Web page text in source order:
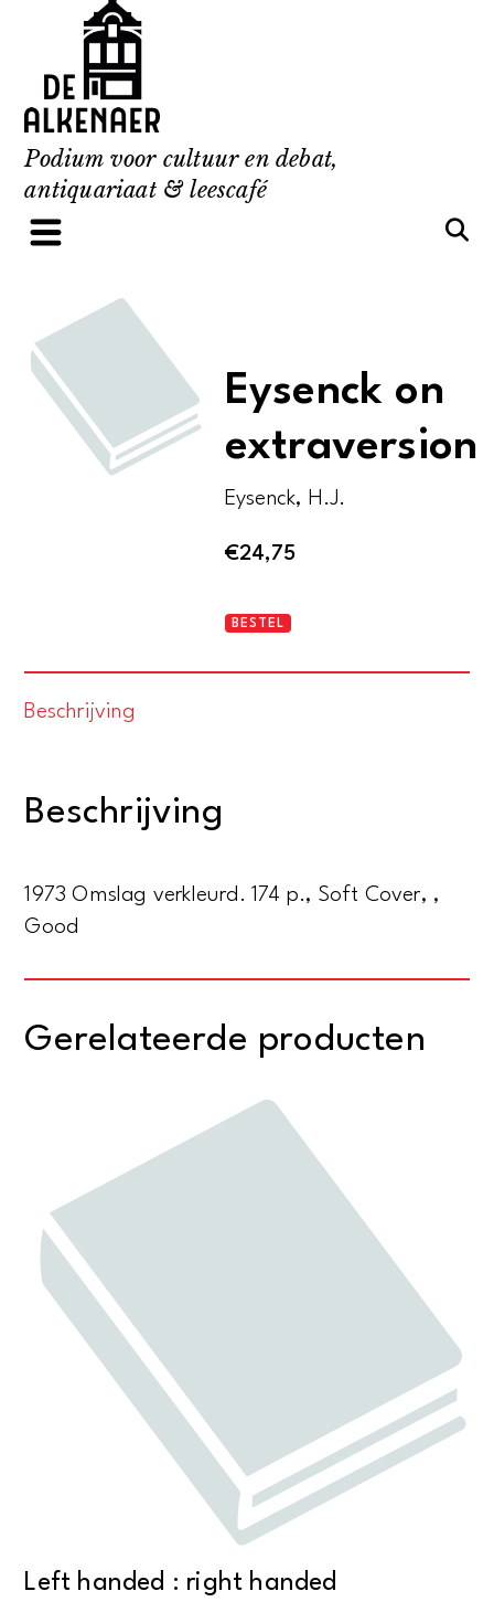
content
Podium voor cultuur en debat,
antiquariaat & leescafé
Eysenck on
extraversion
Eysenck, H.J.
€24,75
Eysenck
BESTEL
Beschrijving
Beschrijving
1973 Omslag verkleurd. 174 p., Soft Cover, ,
Good
Gerelateerde producten
Left handed : right handed